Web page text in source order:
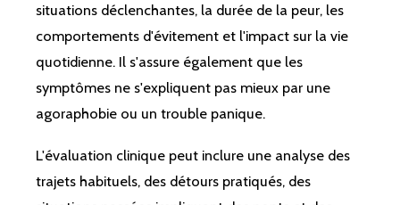
situations déclenchantes, la durée de la peur, les
comportements d'évitement et l'impact sur la vie
quotidienne. Il s'assure également que les
symptômes ne s'expliquent pas mieux par une
agoraphobie ou un trouble panique.
L'évaluation clinique peut inclure une analyse des
trajets habituels, des détours pratiqués, des